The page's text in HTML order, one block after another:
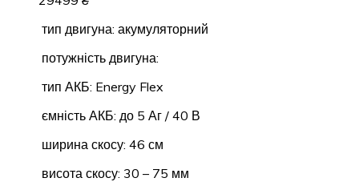
тип двигуна: акумуляторний
потужність двигуна:
тип АКБ: Energy Flex
ємність АКБ: до 5 Аг / 40 В
ширина скосу: 46 см
висота скосу: 30 – 75 мм